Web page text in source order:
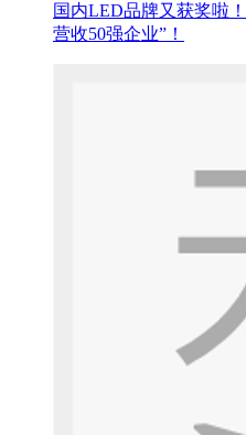
国内LED品牌又获奖啦
营收50强企业”！